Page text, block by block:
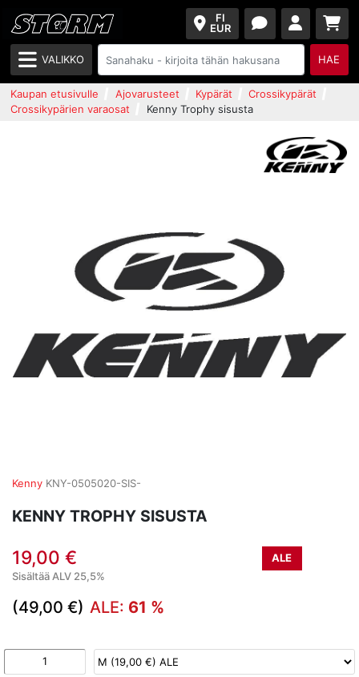
FI
EUR
VALIKKO HAE
Kaupan etusivulle Ajovarusteet Kypärät
Crossikypärät
Crossikypärien varaosat
Kenny Trophy sisusta
Kenny KNY-0505020-SIS-
KENNY TROPHY SISUSTA
19,00 €
ALE
Sisältää ALV 25,5%
(49,00 €) ALE: 61 %